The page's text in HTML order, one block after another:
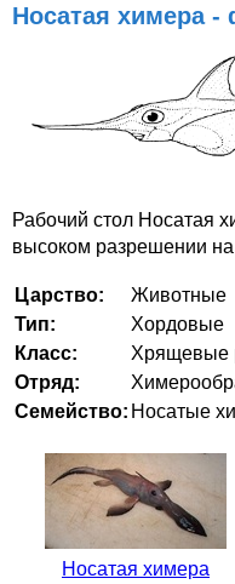
Носатая химера -
Рабочий стол Носатая
высоком разрешении
Царство:
Животные
Тип:
Хордовые
Класс:
Хрящевые
Отряд:
Семейство: Носатые
Носатая химера